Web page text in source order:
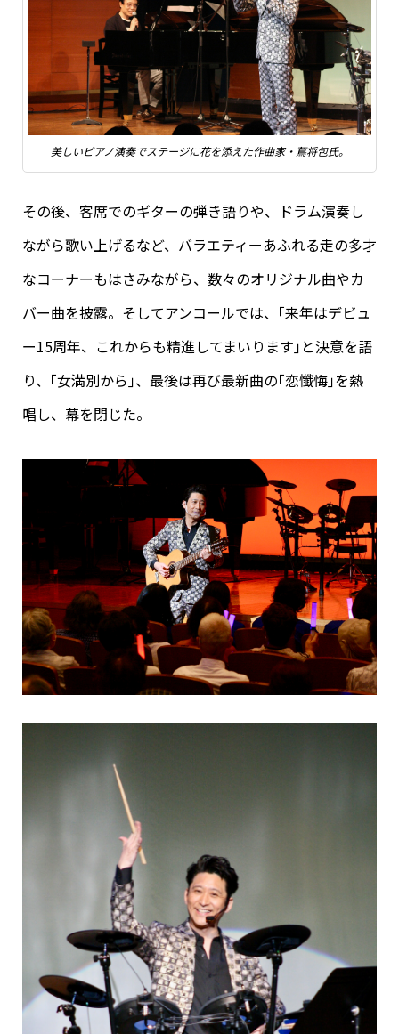
美しいピアノ演奏でステージに花を添えた作曲家・蔦将包氏。
その後、客席でのギターの弾き語りや、ドラム演奏し
ながら歌い上げるなど、バラエティーあふれる走の多才
なコーナーもはさみながら、数々のオリジナル曲やカ
バー曲を披露。そしてアンコールでは、｢来年はデビュ
ー15周年、これからも精進してまいります｣と決意を語
り、｢女満別から｣、最後は再び最新曲の｢恋懺悔｣を熱
唱し、幕を閉じた。